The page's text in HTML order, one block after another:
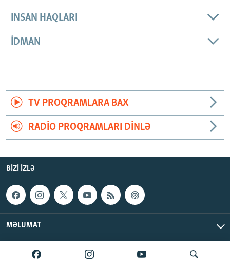
INSAN HAQLARI
İDMAN
TV PROQRAMLARA BAX
RADIO PROQRAMLARI DINLƏ
BIZI IZLƏ
MƏLUMAT
AzadlıqRadiosu © 2026 Inc. | Bütün hüquqlar qorunur